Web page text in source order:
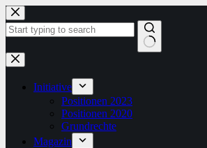
Zum
Inhalt
springen
Keine
Ergebnisse
Initiative
Positionen 2023
Positionen 2020
Grundrechte
Magazin